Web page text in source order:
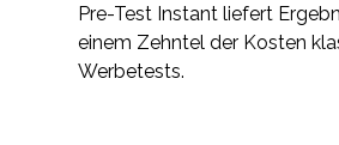
Pre-Test Instant liefert
einem Zehntel der Kosten
Werbetests.